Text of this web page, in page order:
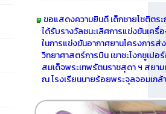
ขอแสดงความยินดี เด็กชายโชติต
ได้รับรางวัลชนะเลิศการแข่งขันเค
ในการแข่งขันอากาศยานโครงการ
วิทยาศาสตร์การบิน เขาชะโงกซูเป
สมเด็จพระเทพรัตนราชสุดา ฯ สยา
ณ โรงเรียนนายร้อยพระจุลจอมเกล้